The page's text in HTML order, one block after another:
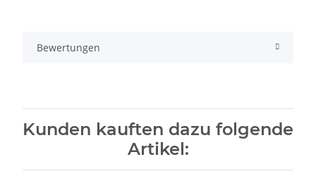
Bewertungen
Kunden kauften dazu folgende
Artikel: